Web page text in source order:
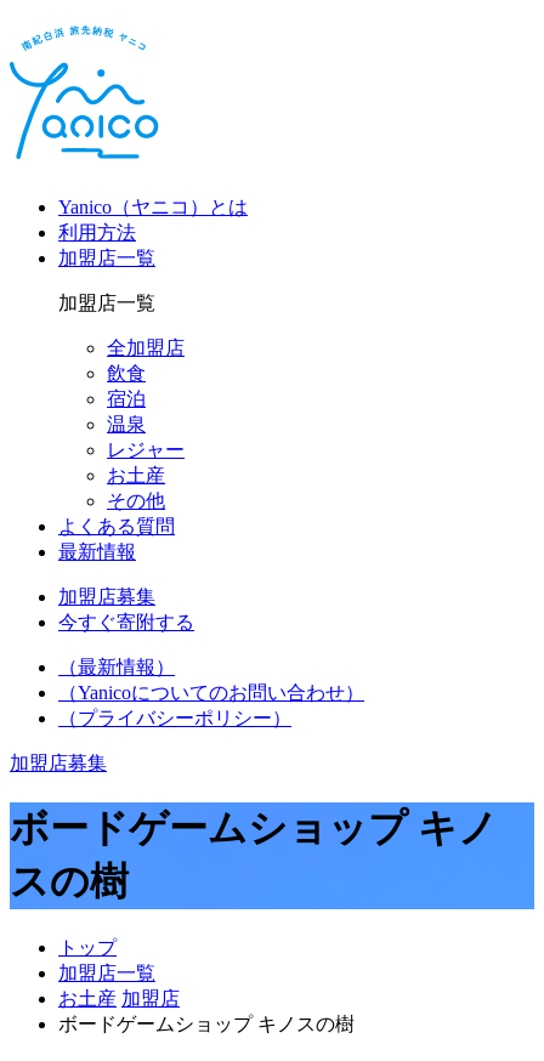
Yanico（ヤニコ）とは
利用方法
加盟店一覧
加盟店一覧
全加盟店
飲食
宿泊
温泉
レジャー
お土産
その他
よくある質問
最新情報
加盟店募集
今すぐ寄附する
（最新情報）
（Yanicoについてのお問い合わせ）
（プライバシーポリシー）
加盟店募集
ボードゲームショップ キノ
スの樹
トップ
加盟店一覧
お土産 加盟店
ボードゲームショップ キノスの樹